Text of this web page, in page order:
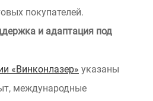
покупателей.
и адаптация под
«Винконлазер» указаны
международные